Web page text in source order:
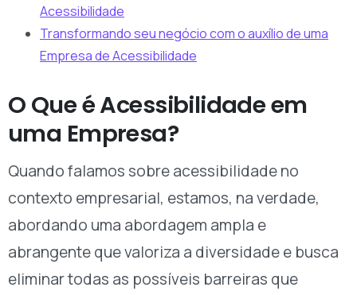
Acessibilidade
Transformando seu negócio com o auxílio de uma
Empresa de Acessibilidade
O Que é Acessibilidade em
uma Empresa?
Quando falamos sobre acessibilidade no
contexto empresarial, estamos, na verdade,
abordando uma abordagem ampla e
abrangente que valoriza a diversidade e busca
eliminar todas as possíveis barreiras que